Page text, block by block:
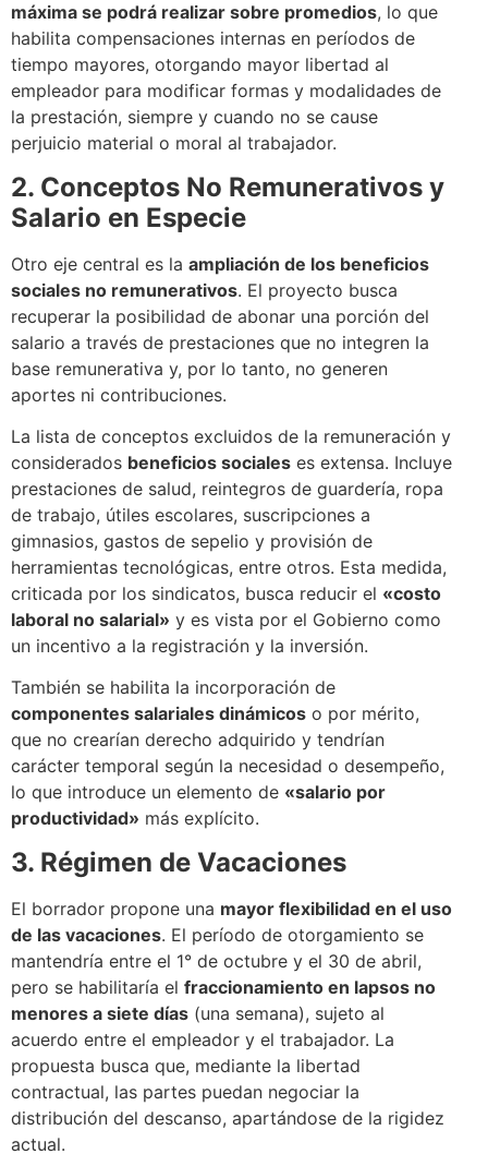
máxima se podrá realizar sobre promedios, lo que
habilita compensaciones internas en períodos de
tiempo mayores, otorgando mayor libertad al
empleador para modificar formas y modalidades de
la prestación, siempre y cuando no se cause
perjuicio material o moral al trabajador.
2. Conceptos No Remunerativos y
Salario en Especie
Otro eje central es la ampliación de los beneficios
sociales no remunerativos. El proyecto busca
recuperar la posibilidad de abonar una porción del
salario a través de prestaciones que no integren la
base remunerativa y, por lo tanto, no generen
aportes ni contribuciones.
La lista de conceptos excluidos de la remuneración y
considerados beneficios sociales es extensa. Incluye
prestaciones de salud, reintegros de guardería, ropa
de trabajo, útiles escolares, suscripciones a
gimnasios, gastos de sepelio y provisión de
herramientas tecnológicas, entre otros. Esta medida,
criticada por los sindicatos, busca reducir el «costo
laboral no salarial» y es vista por el Gobierno como
un incentivo a la registración y la inversión.
También se habilita la incorporación de
componentes salariales dinámicos o por mérito,
que no crearían derecho adquirido y tendrían
carácter temporal según la necesidad o desempeño,
lo que introduce un elemento de «salario por
productividad» más explícito.
3. Régimen de Vacaciones
El borrador propone una mayor flexibilidad en el uso
de las vacaciones. El período de otorgamiento se
mantendría entre el 1° de octubre y el 30 de abril,
pero se habilitaría el fraccionamiento en lapsos no
menores a siete días (una semana), sujeto al
acuerdo entre el empleador y el trabajador. La
propuesta busca que, mediante la libertad
contractual, las partes puedan negociar la
distribución del descanso, apartándose de la rigidez
actual.